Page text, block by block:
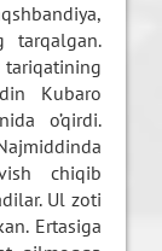
tarqalgan.
Kubaro
o’qirdi.
chiqib
Ul zoti
Ertasiga